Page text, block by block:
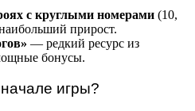
с круглыми номерами (10,
прирост.
— редкий ресурс из
бонусы.
игры?